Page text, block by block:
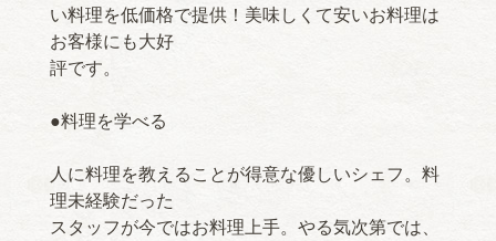
い料理を低価格で提供！美味しくて安いお料理は
お客様にも大好
評です。
●料理を学べる
人に料理を教えることが得意な優しいシェフ。料
理未経験だった
スタッフが今ではお料理上手。やる気次第では、